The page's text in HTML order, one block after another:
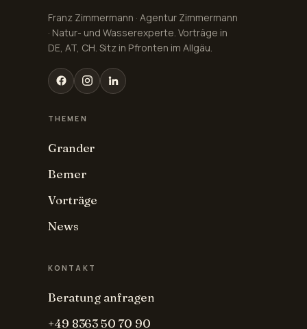
Franz Zimmermann · Agentur Zimmermann
· Natur- und Wasserexperte. Vorträge in
DE, AT, CH. Sitz in Pfronten im Allgäu.
THEMEN
Grander
Bemer
Vorträge
News
KONTAKT
Beratung anfragen
+49 8363 50 70 90